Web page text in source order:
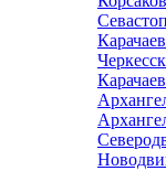
Черкесск